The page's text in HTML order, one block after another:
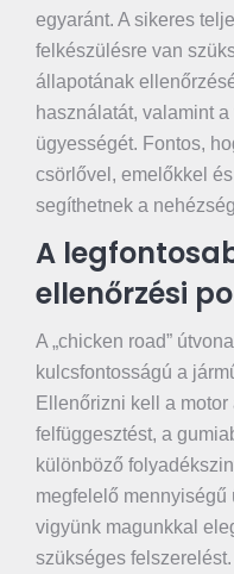
egyaránt. A sikeres
felkészülésre van
állapotának
használatát, valamint
ügyességét. Fontos,
csörlővel, emelőkkel
segíthetnek a
A
ellenőrzési
A „chicken road”
kulcsfontosságú a
Ellenőrizni kell a
felfüggesztést, a
különböző
megfelelő mennyiségű
vigyünk magunkkal
szükséges